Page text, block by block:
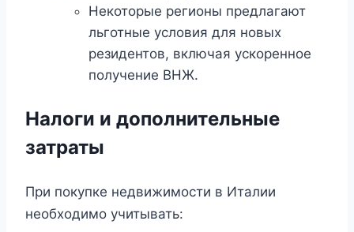
Некоторые регионы предлагают
льготные условия для новых
резидентов, включая ускоренное
получение ВНЖ.
Налоги и дополнительные
затраты
При покупке недвижимости в Италии
необходимо учитывать: